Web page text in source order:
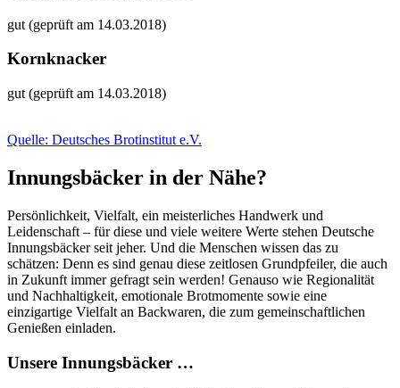
gut (geprüft am 14.03.2018)
Kornknacker
gut (geprüft am 14.03.2018)
Quelle: Deutsches Brotinstitut e.V.
Innungsbäcker in der Nähe?
Persönlichkeit, Vielfalt, ein meisterliches Handwerk und
Leidenschaft – für diese und viele weitere Werte stehen Deutsche
Innungsbäcker seit jeher. Und die Menschen wissen das zu
schätzen: Denn es sind genau diese zeitlosen Grundpfeiler, die auch
in Zukunft immer gefragt sein werden! Genauso wie Regionalität
und Nachhaltigkeit, emotionale Brotmomente sowie eine
einzigartige Vielfalt an Backwaren, die zum gemeinschaftlichen
Genießen einladen.
Unsere Innungsbäcker …